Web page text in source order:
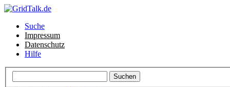
Suche
Impressum
Datenschutz
Hilfe